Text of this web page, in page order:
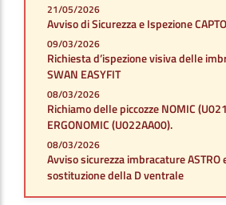
21/05/2026
Avviso di Sicurezza e Ispezione
09/03/2026
Richiesta d’ispezione visiva delle
SWAN EASYFIT
08/03/2026
Richiamo delle piccozze NOMIC
ERGONOMIC (U022AA00).
08/03/2026
Avviso sicurezza imbracature ASTRO
sostituzione della D ventrale